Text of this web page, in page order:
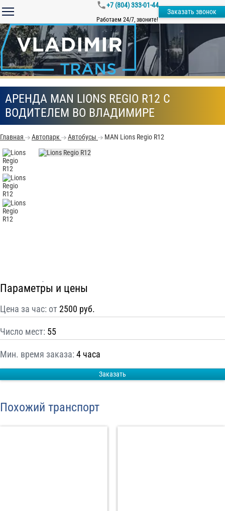
+7 (804) 333-01-44
Работаем 24/7, звоните!
Заказать звонок
АРЕНДА MAN LIONS REGIO R12 С
ВОДИТЕЛЕМ ВО ВЛАДИМИРЕ
Главная Автопарк Автобусы MAN Lions Regio R12
Параметры и цены
Цена за час: от2500 руб.
Число мест: 55
Мин. время заказа: 4 часа
Заказать
Похожий транспорт